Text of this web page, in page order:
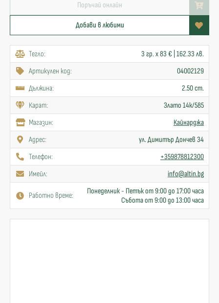
Поръчай онлайн
Добави в любими
Тегло:
3 гр. x 83 € | 162.33 лв.
Артикулен код:
04002129
Дължина:
2.50 cm.
Карат:
Злато 14к/585
Mагазин:
Кайнарджа
Адрес:
ул. Димитър Дончев 34
Телефон:
+359878812300
Имейл:
info@altin.bg
Работно време:
Понеделник - Петък от 9:00 до 17:00 часа
Събота от 9:00 до 13:00 часа